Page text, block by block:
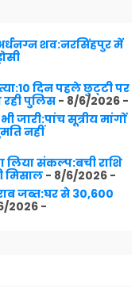
शव:नरसिंहपुर में
दिन पहले छुट्‌टी पर
पुलिस- 8/6/2026-
जारी:पांच सूत्रीय मांगों
नहीं
लिया संकल्प:बची राशि
मिसाल- 8/6/2026-
जब्त:घर से 30,600
2026-